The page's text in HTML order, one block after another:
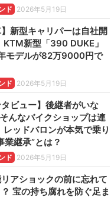
ド 2026年5月19日
】新型キャリパーは自社開
KTM新型「390 DUKE」
モデルが82万9000円で
ド 2026年5月19日
タビュー】後継者がいな
んなバイクショップは連
レッドバロンが本気で乗り
業継承”とは？
ド 2026年5月19日
アショックの前に忘れて
宝の持ち腐れを防ぐ足ま